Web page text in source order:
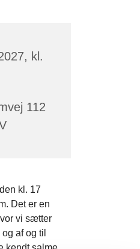
kl.
112
kl. 17
Det er en
vi sætter
af og til